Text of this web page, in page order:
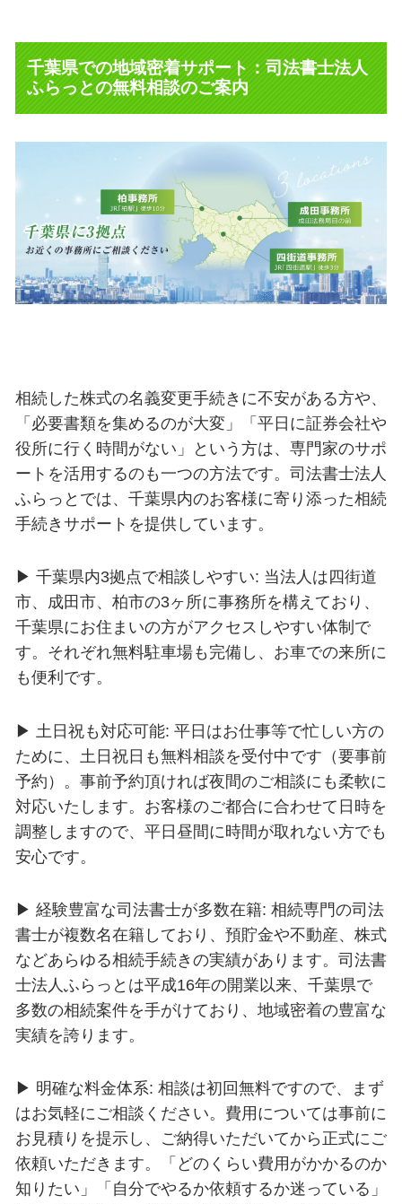
千葉県での地域密着サポート：司法書士法人
ふらっとの無料相談のご案内
相続した株式の名義変更手続きに不安がある方や、
「必要書類を集めるのが大変」「平日に証券会社や
役所に行く時間がない」という方は、専門家のサポ
ートを活用するのも一つの方法です。司法書士法人
ふらっとでは、千葉県内のお客様に寄り添った相続
手続きサポートを提供しています。
▶ 千葉県内3拠点で相談しやすい: 当法人は四街道
市、成田市、柏市の3ヶ所に事務所を構えており、
千葉県にお住まいの方がアクセスしやすい体制で
す。それぞれ無料駐車場も完備し、お車での来所に
も便利です。
▶ 土日祝も対応可能: 平日はお仕事等で忙しい方の
ために、土日祝日も無料相談を受付中です（要事前
予約）。事前予約頂ければ夜間のご相談にも柔軟に
対応いたします。お客様のご都合に合わせて日時を
調整しますので、平日昼間に時間が取れない方でも
安心です。
▶ 経験豊富な司法書士が多数在籍: 相続専門の司法
書士が複数名在籍しており、預貯金や不動産、株式
などあらゆる相続手続きの実績があります。司法書
士法人ふらっとは平成16年の開業以来、千葉県で
多数の相続案件を手がけており、地域密着の豊富な
実績を誇ります。
▶ 明確な料金体系: 相談は初回無料ですので、まず
はお気軽にご相談ください。費用については事前に
お見積りを提示し、ご納得いただいてから正式にご
依頼いただきます。「どのくらい費用がかかるのか
知りたい」「自分でやるか依頼するか迷っている」